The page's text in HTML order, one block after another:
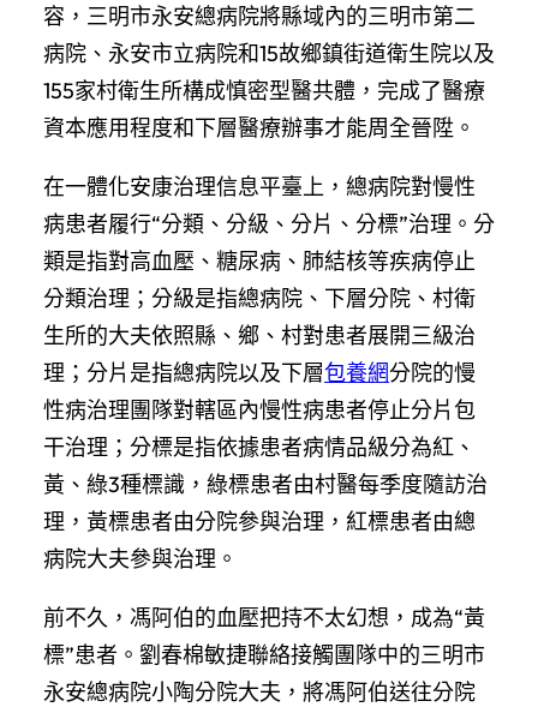
容，三明市永安總病院將縣域內的三明市第二
病院、永安市立病院和15故鄉鎮街道衛生院以及
155家村衛生所構成慎密型醫共體，完成了醫療
資本應用程度和下層醫療辦事才能周全晉陞。
在一體化安康治理信息平臺上，總病院對慢性
病患者履行“分類、分級、分片、分標”治理。分
類是指對高血壓、糖尿病、肺結核等疾病停止
分類治理；分級是指總病院、下層分院、村衛
生所的大夫依照縣、鄉、村對患者展開三級治
理；分片是指總病院以及下層包養網分院的慢
性病治理團隊對轄區內慢性病患者停止分片包
干治理；分標是指依據患者病情品級分為紅、
黃、綠3種標識，綠標患者由村醫每季度隨訪治
理，黃標患者由分院參與治理，紅標患者由總
病院大夫參與治理。
前不久，馮阿伯的血壓把持不太幻想，成為“黃
標”患者。劉春棉敏捷聯絡接觸團隊中的三明市
永安總病院小陶分院大夫，將馮阿伯送往分院